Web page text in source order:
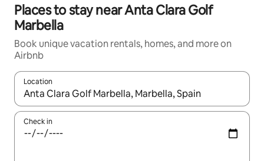
Places to stay near Anta Clara Golf
Marbella
Book unique vacation rentals, homes, and more on
Airbnb
Location
When results are available, navigate with up and down arrow
Check in